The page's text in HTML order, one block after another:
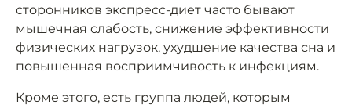
сторонников экспресс-диет часто бывают
мышечная слабость, снижение эффективности
физических нагрузок, ухудшение качества сна и
повышенная восприимчивость к инфекциям.
Кроме этого, есть группа людей, которым